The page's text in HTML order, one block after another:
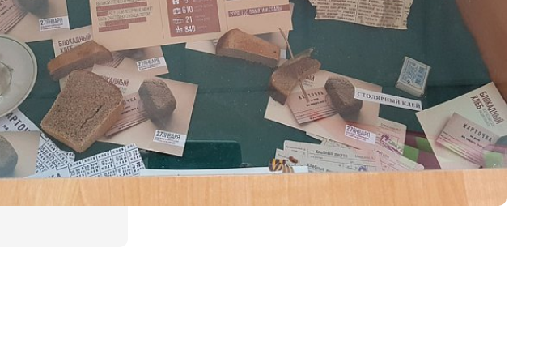
Обращение педагогов - участников
съезда «Школьный Музей Победы»
2024
Обращение школьников -
участников съезда Школьный
Музей Победы 2024
Программа Всероссийской
ассамблеи «Школьный музей.
Смыслы времени» 2025
Программа Открытого форума
школьных музеев Центрального
федерального округа
воспитательных практик «Классный
час в школьном музее» 22 марта –
13 мая 2022 г.
Виртуальные туры школьных
музеев
Тематические выставки
Образовательные программы
Смены во Всероссийских Детских
центрах